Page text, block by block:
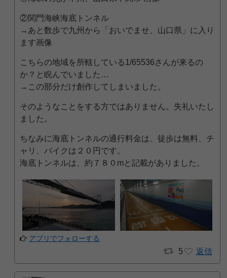
②関門海峡海底トンネル
→あと数歩で九州から「おいでませ、山口県」に入り
ます画像
こちらの地域を所轄している1/65536さんが来るの
か？と睨んでいました…
→この部分だけ創作してしまいました。
そのようなことをする方ではありません。失礼いたし
ました。
ちなみに海底トンネルの通行料金は、徒歩は無料、チ
ャリ、バイクは２０円です。
海底トンネルは、約７８０mと記載がありました。
アプリでフォローする
5 返信